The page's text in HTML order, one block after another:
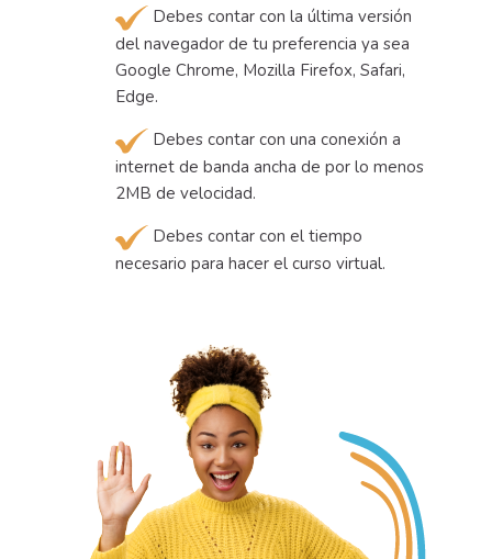
Debes contar con la última versión
del navegador de tu preferencia ya sea
Google Chrome, Mozilla Firefox, Safari,
Edge.
Debes contar con una conexión a
internet de banda ancha de por lo menos
2MB de velocidad.
Debes contar con el tiempo
necesario para hacer el curso virtual.